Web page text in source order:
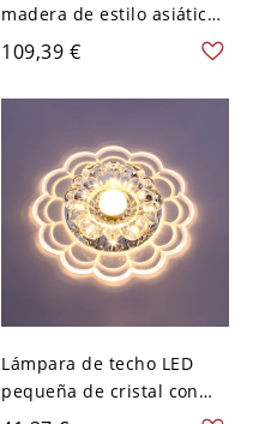
madera de estilo asiático
con forma redonda y
múltiples luces para
dormitorio - 110 A 120 V
109,39 €
Lámpara de techo LED
pequeña de cristal con
estilo moderno y agujero